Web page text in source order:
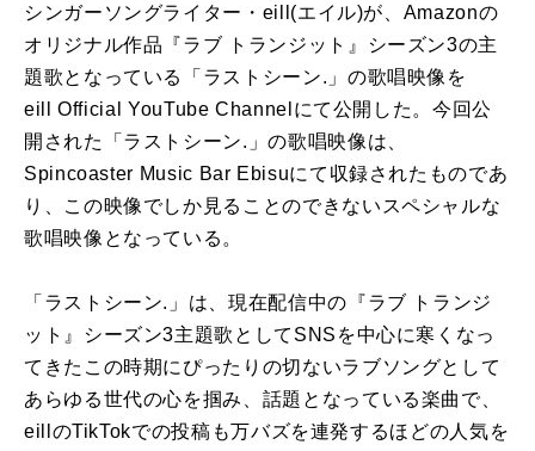
シンガーソングライター・ eill (エイル)が、 Amazonの
オリジナル作品『ラブ トランジット 』シーズン3の主
題歌となっている「ラストシーン. 」の歌唱映像を
eill
Official YouTube Channelにて公開した。今回公
開された「ラストシーン.」の歌唱映像は、
Spincoaster Music Bar Ebisuにて収録されたものであ
り、
この映像でしか見ることのできないスペシャルな
歌唱映像となって いる。
「ラストシーン.」は、現在配信中の『ラブ トランジ
ット 』 シーズン3主題歌 としてSNSを中心に寒くなっ
てきたこの時期に ぴったりの切ないラブソングとして
あらゆる世代の心を掴み、 話題となっている楽曲で、
eill のTikTokでの投稿も万バズを連発するほどの人気を